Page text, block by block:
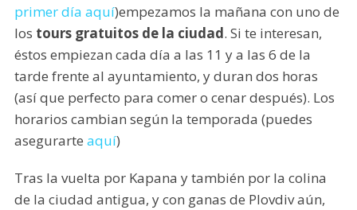
primer día aquí)empezamos la mañana con uno de
los tours gratuitos de la ciudad. Si te interesan,
éstos empiezan cada día a las 11 y a las 6 de la
tarde frente al ayuntamiento, y duran dos horas
(así que perfecto para comer o cenar después). Los
horarios cambian según la temporada (puedes
asegurarte aquí)
Tras la vuelta por Kapana y también por la colina
de la ciudad antigua, y con ganas de Plovdiv aún,